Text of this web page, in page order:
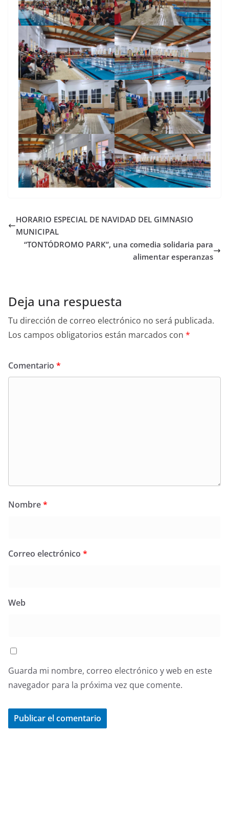
HORARIO ESPECIAL DE NAVIDAD DEL GIMNASIO
MUNICIPAL
“TONTÓDROMO PARK”, una comedia solidaria para
alimentar esperanzas
Deja una respuesta
Tu dirección de correo electrónico no será publicada.
Los campos obligatorios están marcados con *
Comentario *
Nombre*
Correo electrónico *
Web
Guarda mi nombre, correo electrónico y web en este
navegador para la próxima vez que comente.